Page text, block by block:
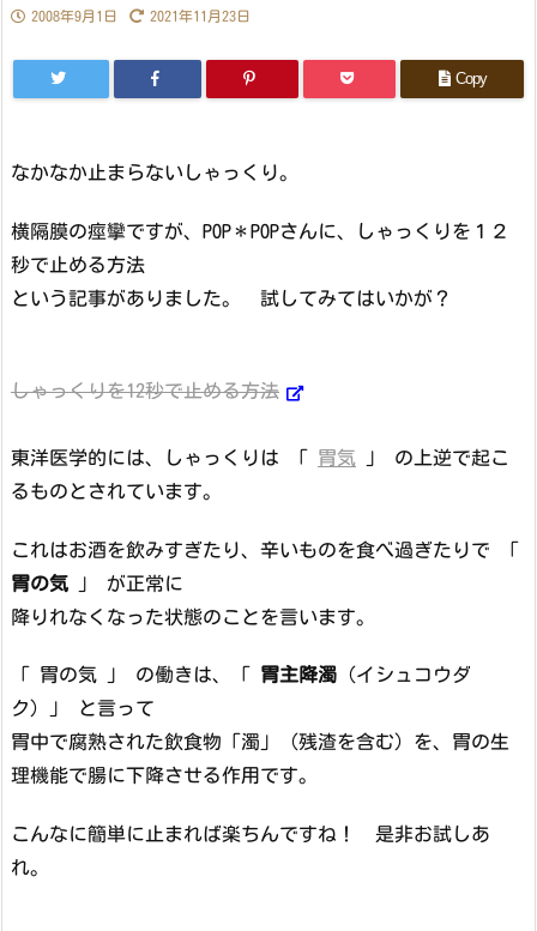
2008年9月1日 2021年11月23日
Copy
なかなか止まらないしゃっくり。
横隔膜の痙攣ですが、POP＊POPさんに、しゃっくりを１２
秒で止める方法
という記事がありました。 試してみてはいかが？
しゃっくりを12秒で止める方法
東洋医学的には、しゃっくりは 「 胃気 」 の上逆で起こ
るものとされています。
これはお酒を飲みすぎたり、辛いものを食べ過ぎたりで 「
胃の気 」 が正常に
降りれなくなった状態のことを言います。
「 胃の気 」 の働きは、「 胃主降濁 （イシュコウダ
ク）」 と言って
胃中で腐熟された飲食物「濁」（残渣を含む）を、胃の生
理機能で腸に下降させる作用です。
こんなに簡単に止まれば楽ちんですね！ 是非お試しあ
れ。